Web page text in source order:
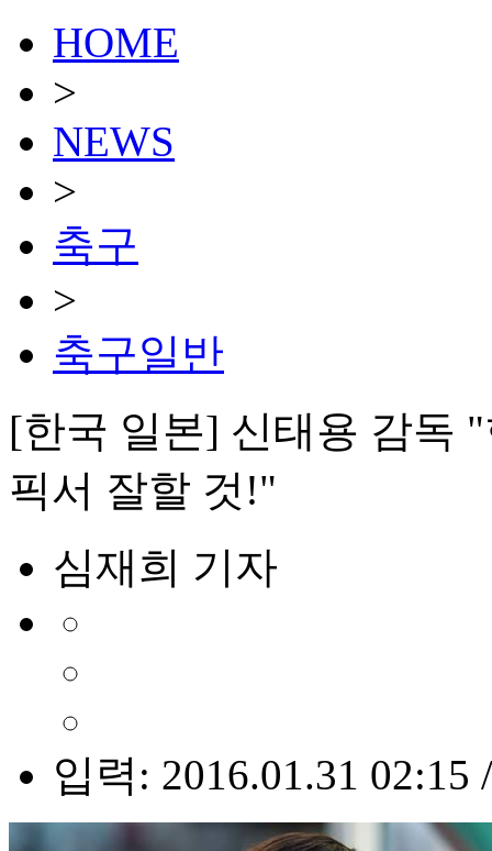
HOME
>
NEWS
>
축구
>
축구일반
[한국 일본] 신태용 감독
픽서 잘할 것!"
심재희 기자
입력: 2016.01.31 02:15